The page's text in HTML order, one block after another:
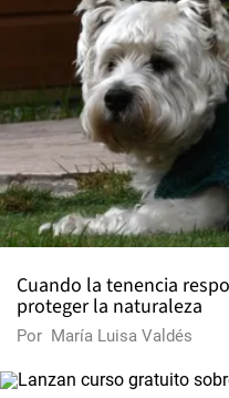
Cuando la tenencia
proteger la naturaleza
Por María Luisa Valdés